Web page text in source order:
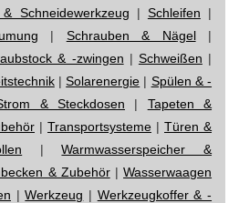
Schneidewerkzeug | Schleifen |
| Schrauben & Nägel|
& -zwingen | Schweißen |
|Solarenergie | Spülen & -
& Steckdosen | Tapeten &
| Transportsysteme | Türen &
|Warmwasserspeicher &
& Zubehör|Wasserwaagen
|Werkzeug | Werkzeugkoffer & -